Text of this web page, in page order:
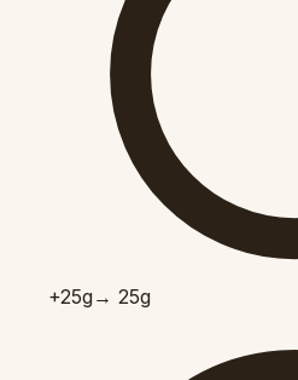
+25g→ 25g